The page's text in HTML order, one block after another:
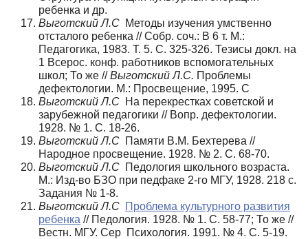
ребенка и др.
Выготский Л.С Методы изучения умственно
отсталого ребенка // Собр. соч.: В 6 т. М.:
Педагогика, 1983. Т. 5. С. 325-326. Тезисы докл. на
1 Всерос. конф. работников вспомогательных
школ; То же //Выготский Л.С. Проблемы
дефектологии. М.: Просвещение, 1995. С
Выготский Л.С На перекрестках советской и
зарубежной педагогики // Вопр. дефектологии.
1928. № 1. С. 18-26.
Выготский Л.С Памяти В.М. Бехтерева //
Народное просвещение. 1928. № 2. С. 68-70.
Выготский Л.С Педология школьного возраста.
М.: Изд-во БЗО при педфаке 2-го МГУ, 1928. 218 с.
Задания № 1-8.
Выготский Л.С Проблема культурного развития
ребенка // Педология. 1928. № 1. С. 58-77; То же //
Вестн. МГУ. Сер Психология. 1991. № 4. С. 5-19.